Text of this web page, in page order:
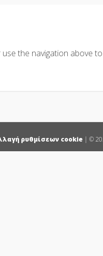
the navigation above
ρυθμίσεων cookie | ©